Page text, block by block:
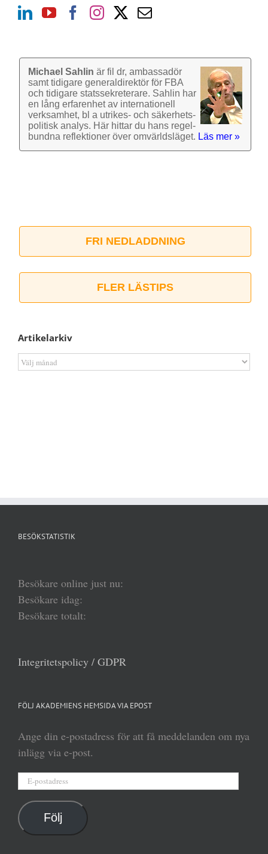
Michael Sahlin är fil dr, ambassadör
samt tidigare general­direktör för FBA
och tidigare stats­sekre­terare. Sahlin har
en lång erfarenhet av inter­nationell
verk­samhet, bl a utrikes- och säkerhets­
politisk analys. Här hittar du hans regel­
bundna reflek­tioner över omvärlds­läget. Läs mer »
FRI NEDLADDNING
FLER LÄSTIPS
Artikelarkiv
Artikelarkiv
BESÖKSTATISTIK
Besökare online just nu:
Besökare idag:
Besökare totalt:
Integritetspolicy / GDPR
FÖLJ AKADEMIENS HEMSIDA VIA EPOST
Ange din e-postadress för att få meddelanden om nya
inlägg via e-post.
postadress
Följ